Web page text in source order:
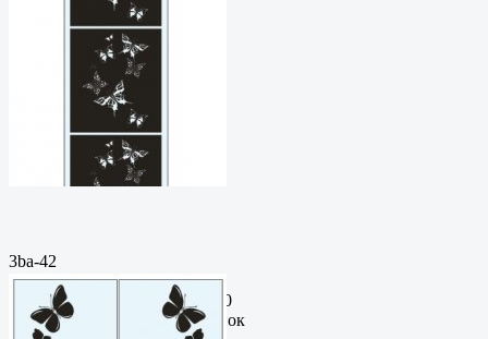
3ba-42
Пескоструйный
рисунокФормат: cdrЦена: 200
руб.Метки: векторный рисунок